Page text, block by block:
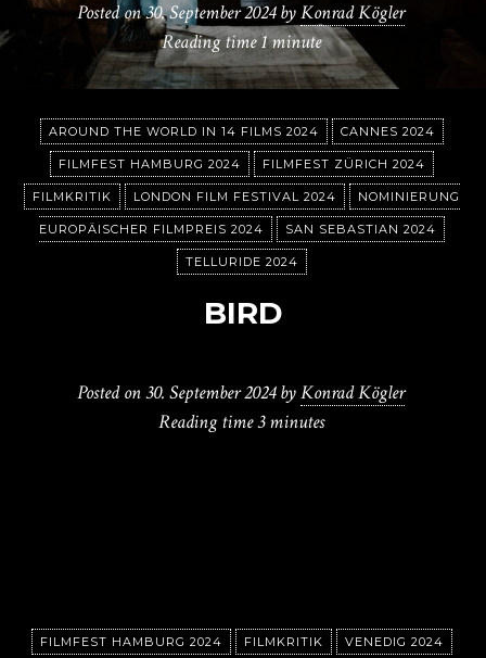
Posted on30. September 2024 byKonrad Kögler
Reading time1 minute
AROUND THE WORLD IN 14 FILMS 2024 CANNES 2024
FILMFEST HAMBURG 2024 FILMFEST ZÜRICH 2024
FILMKRITIK LONDON FILM FESTIVAL 2024 NOMINIERUNG
EUROPÄISCHER FILMPREIS 2024 SAN SEBASTIAN 2024
TELLURIDE 2024
BIRD
Posted on30. September 2024 byKonrad Kögler
Reading time3 minutes
FILMFEST HAMBURG 2024 FILMKRITIK VENEDIG 2024